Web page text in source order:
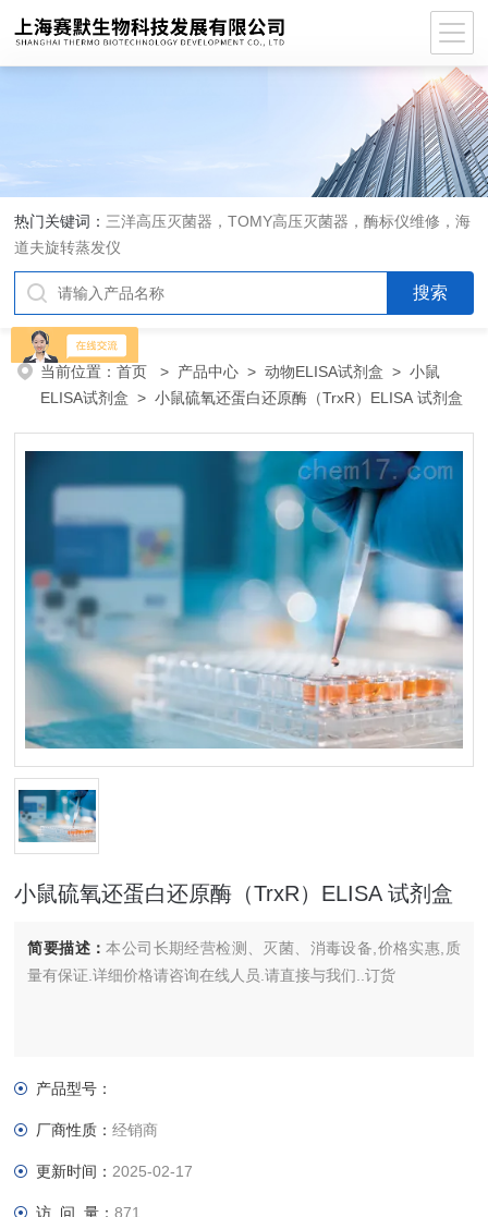
热门关键词： 三洋高压灭菌器，TOMY高压灭菌器，酶标仪维修，海
道夫旋转蒸发仪
当前位置：首页 > 产品中心 >动物ELISA试剂盒 >小鼠
ELISA试剂盒 > 小鼠硫氧还蛋白还原酶（TrxR）ELISA 试剂盒
小鼠硫氧还蛋白还原酶（TrxR）ELISA 试剂盒
简要描述：本公司长期经营检测、灭菌、消毒设备,价格实惠,质
量有保证.详细价格请咨询在线人员.请直接与我们..订货
产品型号：
厂商性质：经销商
更新时间： 2025-02-17
访 问 量：871